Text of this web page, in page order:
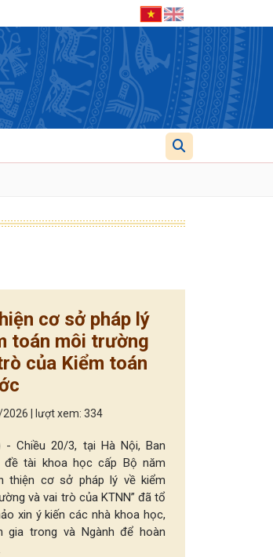
cơ sở pháp lý
toán môi trường
của Kiểm toán
| lượt xem: 334
- Chiều 20/3, tại Hà Nội, Ban
đề tài khoa học cấp Bộ năm
thiện cơ sở pháp lý về kiểm
và vai trò của KTNN” đã tổ
xin ý kiến các nhà khoa học,
gia trong và Ngành để hoàn